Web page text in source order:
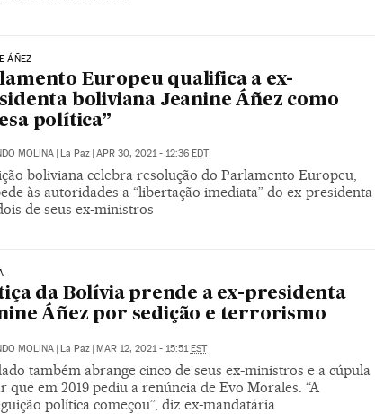
ÁÑEZ
Europeu qualifica a ex-
boliviana Jeanine Áñez como
política”
MOLINA La Paz APR 30, 2021 - 12:36 EDT
boliviana celebra resolução do Parlamento Europeu,
às autoridades a “libertação imediata” do ex-presidenta
de seus ex-ministros
da Bolívia prende a ex-presidenta
Áñez por sedição e terrorismo
MOLINA | La Paz | MAR 12, 2021 - 15:51EST
também abrange cinco de seus ex-ministros e a cúpula
que em 2019 pediu a renúncia de Evo Morales. “A
política começou”, diz ex-mandatária